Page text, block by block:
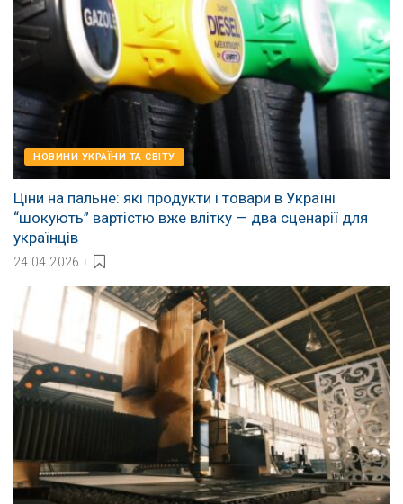
НОВИНИ УКРАЇНИ ТА СВІТУ
Ціни на пальне: які продукти і товари в Україні
“шокують” вартістю вже влітку — два сценарії для
українців
24.04.2026